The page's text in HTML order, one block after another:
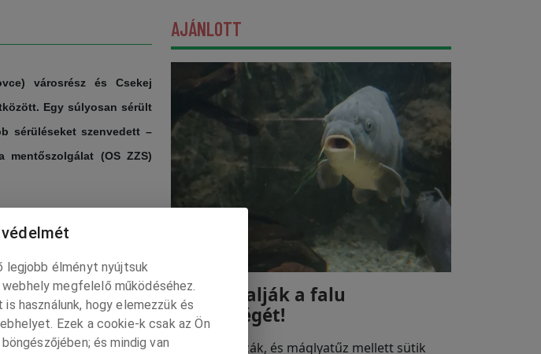
városrész és Csekej
Egy súlyosan sérült
sérüléseket szenvedett –
(OS ZZS)
sofőrje nem fogyasztott
mértékét vizsgálja a
regionális járaton kilenc utas
számára.
AJÁNLOTT
Felnyársalják a falu
büszkeségét!
Nyársra húzzák, és máglyatűz mellett sütik
legjobb élményt nyújtsuk
megfelelő működéséhez.
használunk, hogy elemezzük és
Ezek a cookie-k csak az Ön
és mindig van